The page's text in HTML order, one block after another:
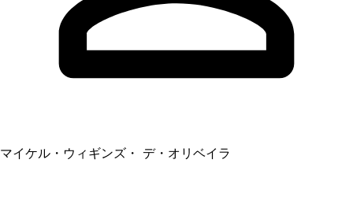
マイケル・ウィギンズ・ デ・オリベイラ